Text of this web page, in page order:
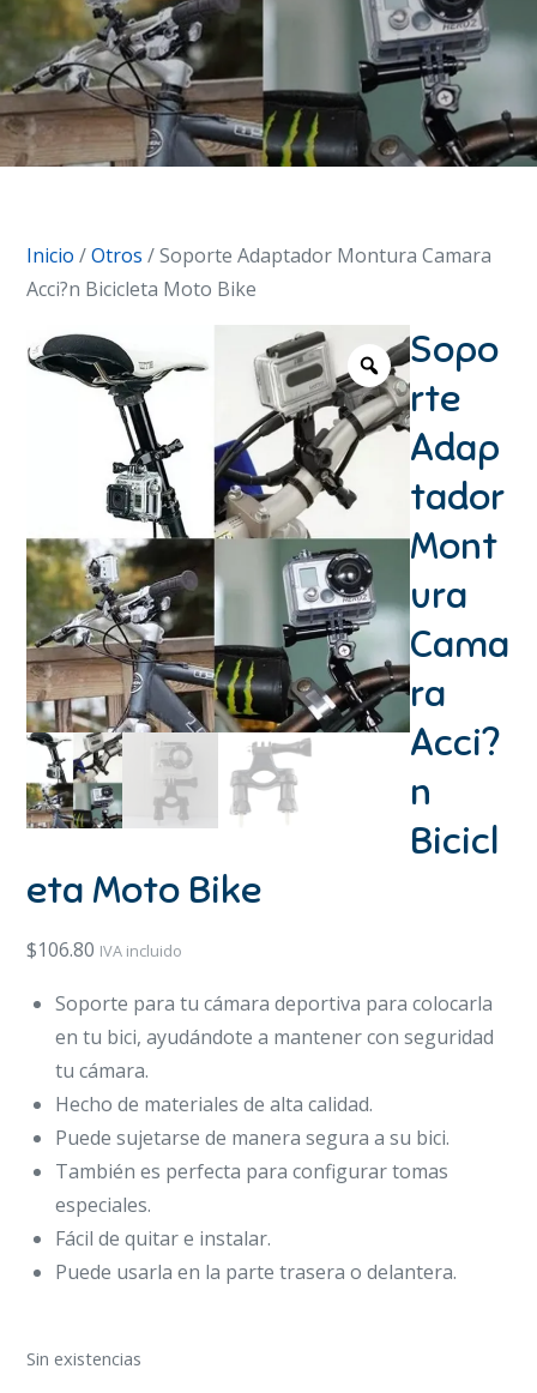
Inicio /Otros / Soporte Adaptador Montura Camara
Acci?n Bicicleta Moto Bike
Sopo
rte
Adap
tador
Mont
ura
Cama
ra
Acci?
n
Bicicl
eta Moto Bike
$106.80 IVA incluido
Soporte para tu cámara deportiva para colocarla
en tu bici, ayudándote a mantener con seguridad
tu cámara.
Hecho de materiales de alta calidad.
Puede sujetarse de manera segura a su bici.
También es perfecta para configurar tomas
especiales.
Fácil de quitar e instalar.
Puede usarla en la parte trasera o delantera.
Sin existencias